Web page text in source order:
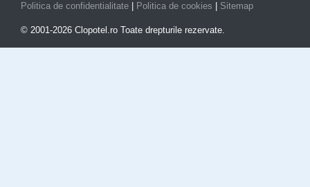
Politica de confidentialitate
Politica de cookies Sitemap
© 2001-2026 Clopotel.ro Toate drepturile rezervate.